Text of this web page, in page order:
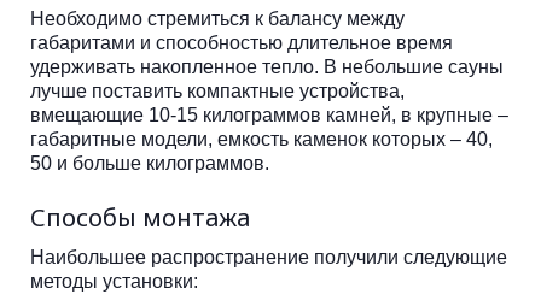
Необходимо стремиться к балансу между
габаритами и способностью длительное время
удерживать накопленное тепло. В небольшие сауны
лучше поставить компактные устройства,
вмещающие 10-15 килограммов камней, в крупные –
габаритные модели, емкость каменок которых – 40,
50 и больше килограммов.
Способы монтажа
Наибольшее распространение получили следующие
методы установки: